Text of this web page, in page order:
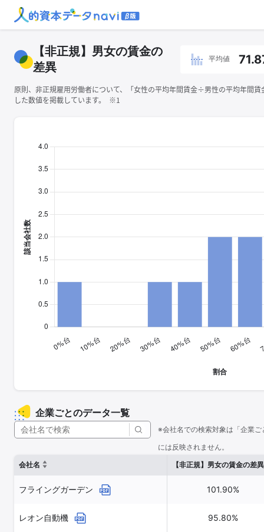
【非正規】男女の賃金の
差異
平均値
原則、非正規雇用労働者について、「女性の平均年間賃金÷男性の平均年間
した数値を掲載しています。 ※1
企業ごとのデータ一覧
※会社名での検索対象は「企業
には反映されません。
会社名
【非正規】男女の賃金の差異
フライングガーデン 101.90%
レオン自動機 95.80%